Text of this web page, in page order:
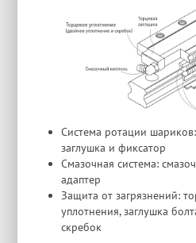
Система ротации
заглушка и фиксатор
Смазочная система:
адаптер
Защита от загрязнений:
уплотнения, заглушка
скребок